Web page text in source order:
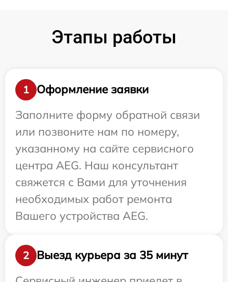
Этапы работы
1
Оформление заявки
Заполните форму обратной связи
или позвоните нам по номеру,
указанному на сайте сервисного
центра AEG. Наш консультант
свяжется с Вами для уточнения
необходимых работ ремонта
Вашего устройства AEG.
2
Выезд курьера за 35 минут